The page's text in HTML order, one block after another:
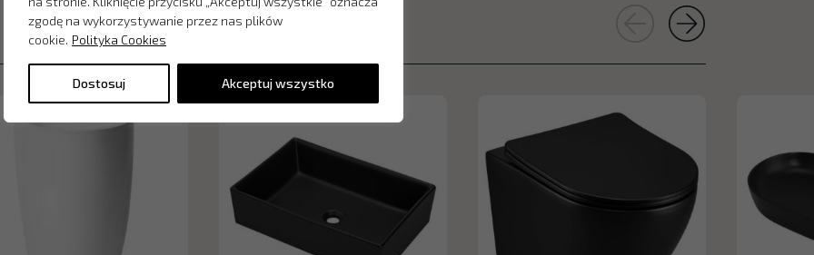
zgodę na wykorzystywanie przez nas plików
cookie. Polityka Cookies
Dostosuj Akceptuj wszystko